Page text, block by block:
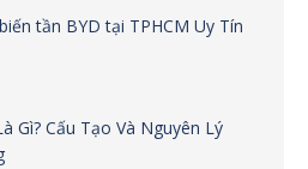
tần BYD tại TPHCM Uy Tín
Gì? Cấu Tạo Và Nguyên Lý